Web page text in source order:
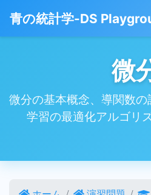
青の統計学-DS
微
微分の基本概念、導関数
学習の最適化アルゴリ